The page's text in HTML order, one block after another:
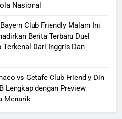
Nasional
Club Friendly Malam Ini
Berita Terbaru Duel
Terkenal Dari Inggris Dan
vs Getafe Club Friendly Dini
Lengkap dengan Preview
Menarik